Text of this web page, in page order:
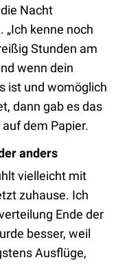
Nacht
kenne noch
Stunden am
wenn dein
ist und womöglich
dann gab es das
dem Papier.
anders
vielleicht mit
zuhause. Ich
Ende der
besser, weil
Ausflüge,